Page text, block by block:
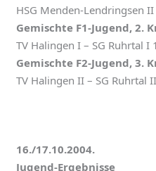
HSG Menden-Lendringsen
Gemischte F1-Jugend, 2.
TV Halingen I – SG Ruhrtal I
Gemischte F2-Jugend, 3.
TV Halingen II – SG Ruhrtal
16./17.10.2004.
Jugend-Ergebnisse